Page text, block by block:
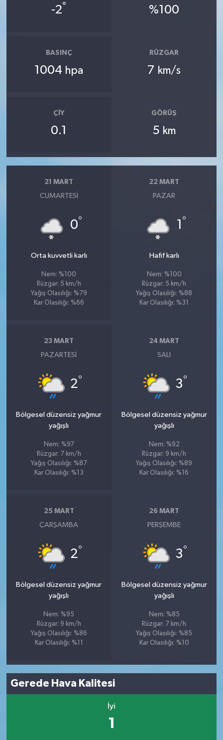
-2° %100
BASINÇ
1004 hpa
RÜZGAR
7 km/s
ÇIY
0.1
GÖRÜŞ
5 km
21 MART
CUMARTESI
0°
Orta kuvvetli karlı
Nem: %100
Rüzgar: 5 km/h
Yağış Olasılığı: %79
Kar Olasılığı: %66
22 MART
PAZAR
1 °
Hafif karlı
Nem: %100
Rüzgar: 5 km/h
Yağış Olasılığı: %88
Kar Olasılığı: %31
23 MART
PAZARTESI
2°
Bölgesel düzensiz yağmur
yağışlı
Nem: %97
Rüzgar: 7 km/h
Yağış Olasılığı: %87
Kar Olasılığı: %13
24 MART
SALI
3°
Bölgesel düzensiz yağmur
yağışlı
Nem: %92
Rüzgar: 9 km/h
Yağış Olasılığı: %89
Kar Olasılığı: %16
25 MART
ÇARŞAMBA
2°
Bölgesel düzensiz yağmur
yağışlı
Nem: %95
Rüzgar: 9 km/h
Yağış Olasılığı: %86
Kar Olasılığı: %11
26 MART
PERŞEMBE
3°
Bölgesel düzensiz yağmur
yağışlı
Nem: %85
Rüzgar: 7 km/h
Yağış Olasılığı: %85
Kar Olasılığı: %10
Gerede Hava Kalitesi
İyi
1